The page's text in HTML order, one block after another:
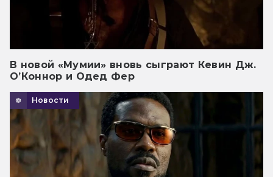
В новой «Мумии» вновь сыграют Кевин Дж.
О’Коннор и Одед Фер
Новости